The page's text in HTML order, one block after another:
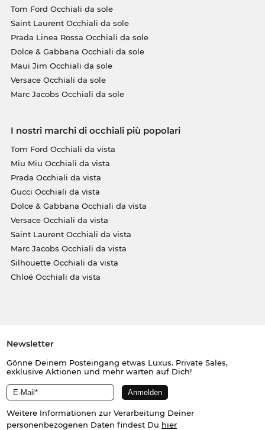
Tom Ford Occhiali da sole
Saint Laurent Occhiali da sole
Prada Linea Rossa Occhiali da sole
Dolce & Gabbana Occhiali da sole
Maui Jim Occhiali da sole
Versace Occhiali da sole
Marc Jacobs Occhiali da sole
I nostri marchi di occhiali più popolari
Tom Ford Occhiali da vista
Miu Miu Occhiali da vista
Prada Occhiali da vista
Gucci Occhiali da vista
Dolce & Gabbana Occhiali da vista
Versace Occhiali da vista
Saint Laurent Occhiali da vista
Marc Jacobs Occhiali da vista
Silhouette Occhiali da vista
Chloé Occhiali da vista
Newsletter
Gönne Deinem Posteingang etwas Luxus. Private Sales,
exklusive Aktionen und mehr warten auf Dich!
Weitere Informationen zur Verarbeitung Deiner
personenbezogenen Daten findest Du hier